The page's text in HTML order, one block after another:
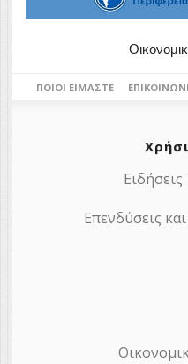
ΠΟΙΟΙ ΕΊΜΑΣΤΕ
Επενδύσεις